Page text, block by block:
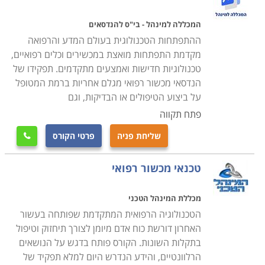
לא התבצעה בפועל.
קל להבין אם כך מדוע כאשר צצה בעיה בתפעולו של אותו
סורק נדרשת התערבות מיידית ודחופה של טכנאי, ומדוע
מהירות ויעילות תגובתו לקריאה היא קריטית וטומנת בחובה
השלכות שאינן רק כלכליות, אלא גם מנהלתיות, ועלולות
אפילו להשפיע על חיי אדם.
אם כן, ברור מדוע פעילותו של טכנאי ציוד רפואי שונה למשל
מזו של הטכנאי אותו נזמין הביתה אם חלילה וחס נגלה
דליפה ממכונת הכביסה, או שהטלויזיה בסלון הפסיקה לפתע
לפעול רחמנא ליצלן. רמת המקצועיות הנתבעת היא אחרת,
וגם האחריות המתבקשת היא שונה ביסודה. טכנאי המכשור
הרפואי נדרש למענה סביב השעון ולקפדנות חסרת פשרות.
בנוסף למשימת התחזוקה והתקינות השוטפת, עליו לקיים לא
פעם הדרכות אישיות או מרוכזות לצוות הרפואי והמנהלתי
בנוגע לשימוש הנכון והמדוייק בציוד.
המכללה למינהל - בי"ס להנדסאים
ההתפתחות הטכנולוגית בעולם המדע והרפואה
מקדמת התפתחות מואצת במכשירים וכלים רפואיים,
טכנולוגיות חדישות ואמצעים מתקדמים. תפקידו של
הנדסאי מכשור רפואי מגלם אחריות ברמת המטופל
על ביצוע הטיפולים או הבדיקות, וגם
פתח תקווה
שליחת פניה פרטי הקורס 
טכנאי מכשור רפואי
מכללת המינהל הטכני
הטכנולוגיה הרפואית המתקדמת שפותחה בעשור
האחרון דורשת כוח אדם מיומן לצורך תיחזוק וטיפול
בתקלות השונות. הקורס פותח בדגש על הנושאים
הרלוונטיים, והידע הנדרש היום למלא תפקיד של